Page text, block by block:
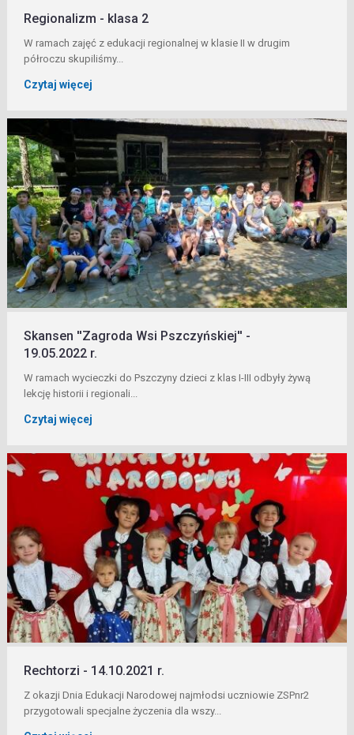
Regionalizm - klasa 2
W ramach zajęć z edukacji regionalnej w klasie II w drugim
półroczu skupiliśmy...
Czytaj więcej
Skansen ''Zagroda Wsi Pszczyńskiej'' -
19.05.2022 r.
W ramach wycieczki do Pszczyny dzieci z klas I-III odbyły żywą
lekcję historii i regionali...
Czytaj więcej
Rechtorzi - 14.10.2021 r.
Z okazji Dnia Edukacji Narodowej najmłodsi uczniowie ZSPnr2
przygotowali specjalne życzenia dla wszy...